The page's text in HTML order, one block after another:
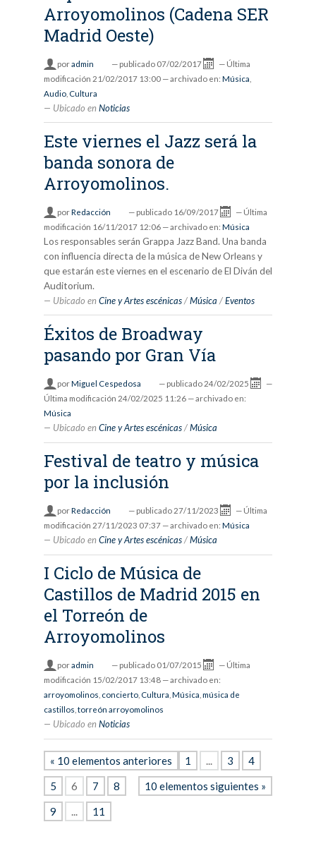
Arroyomolinos (Cadena SER
Madrid Oeste)
poradmin — publicado 07/02/2017 — Última
modificación 21/02/2017 13:00 — archivado en: Música
Audio, Cultura
Ubicado en Noticias
Este viernes el Jazz será la
banda sonora de
Arroyomolinos.
porRedacción — publicado 16/09/2017 — Última
modificación 16/11/2017 12:06 — archivado en: Música
Los responsables serán Grappa Jazz Band. Una banda
con influencia directa de la música de New Orleans y
que estarán este viernes en el escenario de El Diván del
Auditorium.
Ubicado en Cine y Artes escénicas /Música /Eventos
Éxitos de Broadway
pasando por Gran Vía
porMiguel Cespedosa — publicado 24/02/2025
—
Última modificación 24/02/2025 11:26 — archivado en:
Música
Ubicado en Cine y Artes escénicas /Música
Festival de teatro y música
por la inclusión
porRedacción — publicado 27/11/2023 — Última
modificación 27/11/2023 07:37 — archivado en: Música
Ubicado en Cine y Artes escénicas /Música
I Ciclo de Música de
Castillos de Madrid 2015 en
el Torreón de
Arroyomolinos
poradmin — publicado 01/07/2015 — Última
modificación 15/02/2017 13:48 — archivado en:
arroyomolinos concierto, Cultura Música música de
castillos torreón arroyomolinos
Ubicado en Noticias
« 10 elementos anteriores
10 elementos siguientes »
1 ... 3
4
5
6 7
8
9
... 11